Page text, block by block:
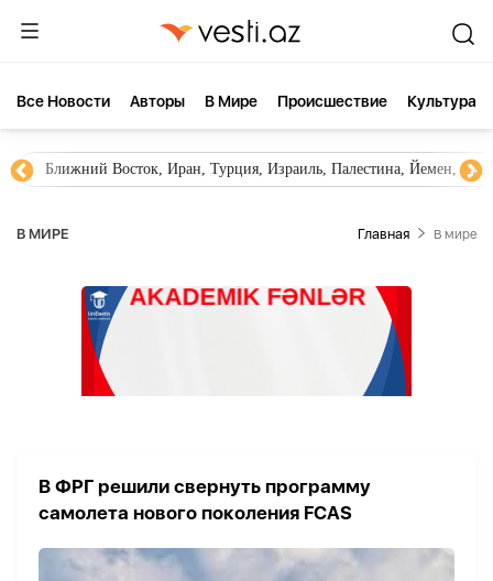
Все Новости Aвторы В Мире Происшествие Культура
Ближний Восток, Иран, Турция, Израиль, Палестина, Йемен,
В МИРЕ Главная В мире
В ФРГ решили свернуть программу
самолета нового поколения FCAS